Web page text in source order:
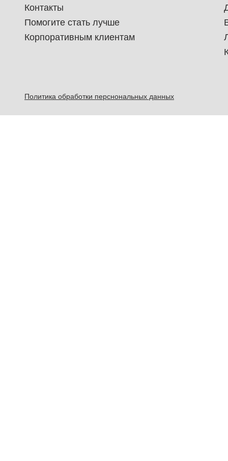
Контакты
Помогите стать лучше
Корпоративным клиентам
Политика обработки перснональных данных